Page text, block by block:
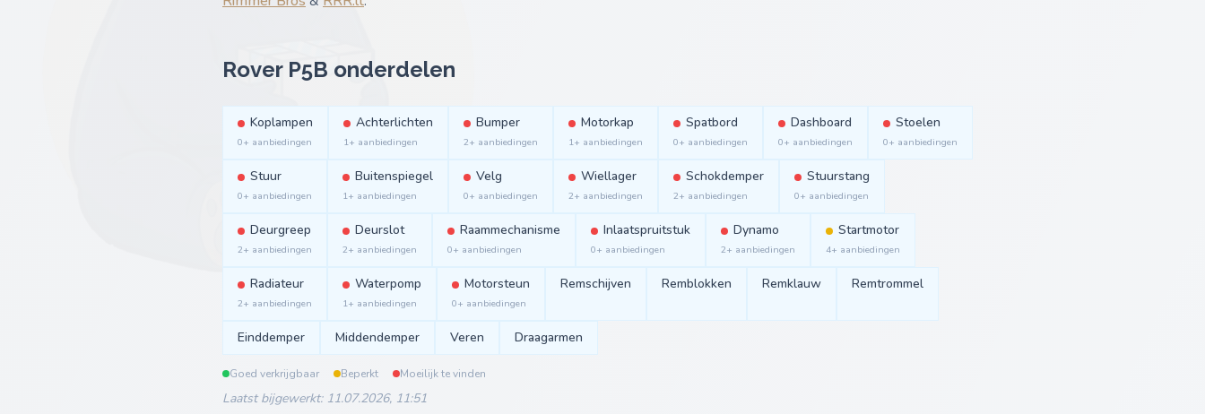
Rover P5B onderdelen
Koplampen
0+ aanbiedingen
Achterlichten
1+ aanbiedingen
Bumper
2+ aanbiedingen
Motorkap
1+ aanbiedingen
Spatbord
0+ aanbiedingen
Dashboard
0+ aanbiedingen
Stoelen
0+ aanbiedingen
Stuur
0+ aanbiedingen
Buitenspiegel
1+ aanbiedingen
Velg
0+ aanbiedingen
Wiellager
2+ aanbiedingen
Schokdemper
2+ aanbiedingen
Stuurstang
0+ aanbiedingen
Deurgreep
2+ aanbiedingen
Deurslot
2+ aanbiedingen
Raammechanisme
0+ aanbiedingen
Inlaatspruitstuk
0+ aanbiedingen
Dynamo
2+ aanbiedingen
Startmotor
4+ aanbiedingen
Radiateur
2+ aanbiedingen
Waterpomp
1+ aanbiedingen
Motorsteun
0+ aanbiedingen
Remschijven Remblokken Remklauw Remtrommel
Einddemper Middendemper Veren Draagarmen
Goed verkrijgbaar Beperkt Moeilijk te vinden
Laatst bijgewerkt: 11.07.2026, 11:51